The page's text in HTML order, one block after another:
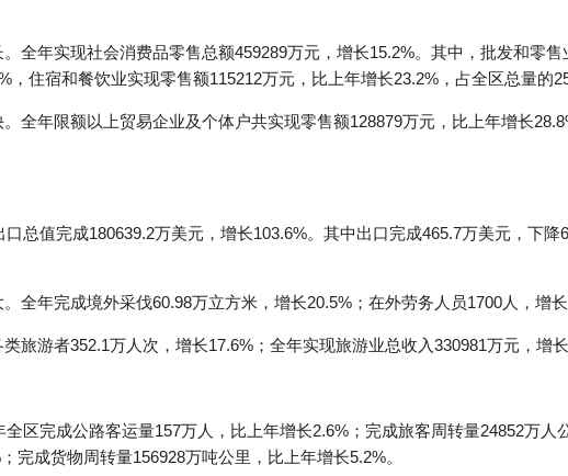
全年实现社会消费品零售总额459289万元，增长15.2%。其中，批发和零
，住宿和餐饮业实现零售额115212万元，比上年增长23.2%，占全区总量的
全年限额以上贸易企业及个体户共实现零售额128879万元，比上年增长
总值完成180639.2万美元，增长103.6%。其中出口完成465.7万美元，下
全年完成境外采伐60.98万立方米，增长20.5%；在外劳务人员1700人，增长
旅游者352.1万人次，增长17.6%；全年实现旅游业总收入330981万元，增长
区完成公路客运量157万人，比上年增长2.6%；完成旅客周转量24852万人
完成货物周转量156928万吨公里，比上年增长5.2%。